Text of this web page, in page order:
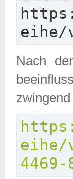
eihe/
Nach
eihe/
4469-